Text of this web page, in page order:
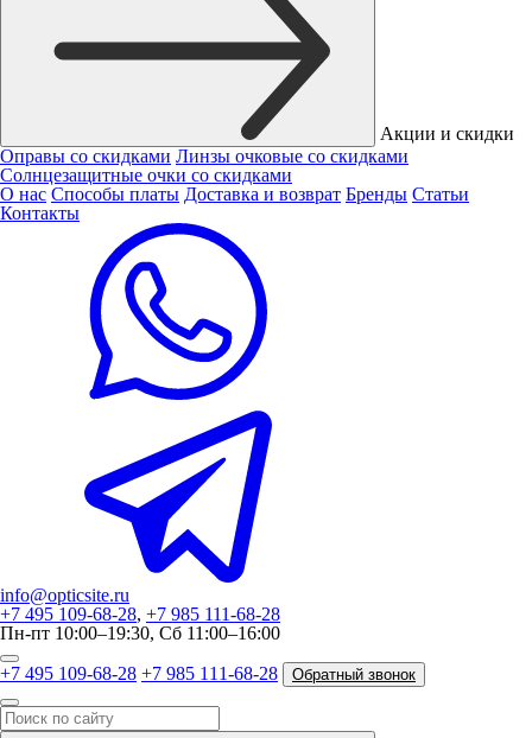
Акции и скидки
Оправы со скидками Линзы очковые со скидками
Солнцезащитные очки со скидками
О нас Способы платы Доставка и возврат Бренды Статьи
Контакты
info@opticsite.ru
+7 495 109-68-28, +7 985 111-68-28
Пн-пт 10:00–19:30, Сб 11:00–16:00
+7 495 109-68-28 +7 985 111-68-28 Обратный звонок